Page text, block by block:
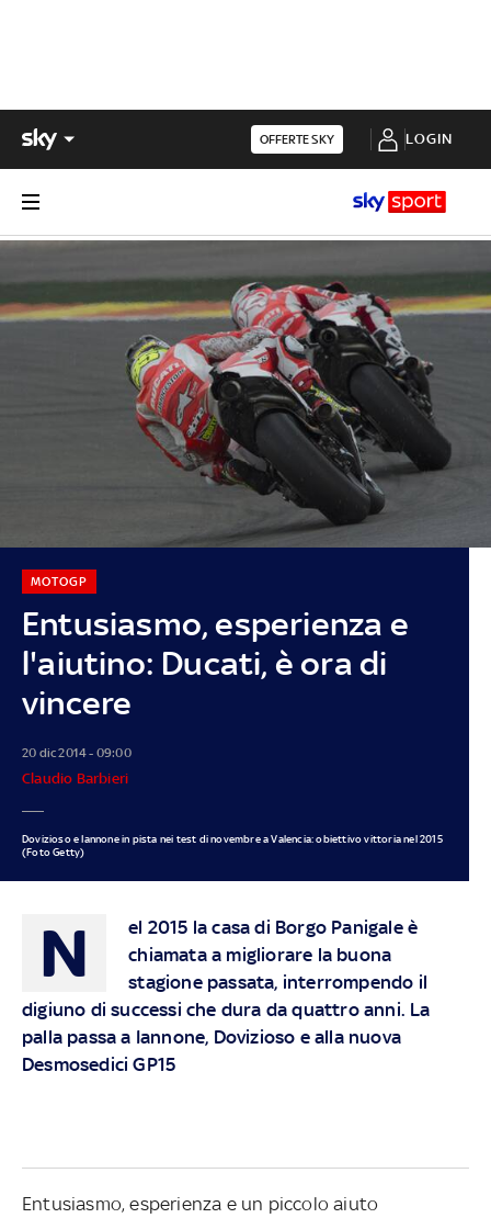
OFFERTE SKY LOGIN
Entusiasmo, esperienza e
l'aiutino: Ducati, è ora di
vincere
MOTOGP
20 dic 2014 - 09:00
Claudio Barbieri
Dovizioso e Iannone in pista nei test di novembre a Valencia: obiettivo vittoria nel 2015
(Foto Getty)
N
el 2015 la casa di Borgo Panigale è
chiamata a migliorare la buona
stagione passata, interrompendo il
digiuno di successi che dura da quattro anni. La
palla passa a Iannone, Dovizioso e alla nuova
Desmosedici GP15
Entusiasmo, esperienza e un piccolo aiuto